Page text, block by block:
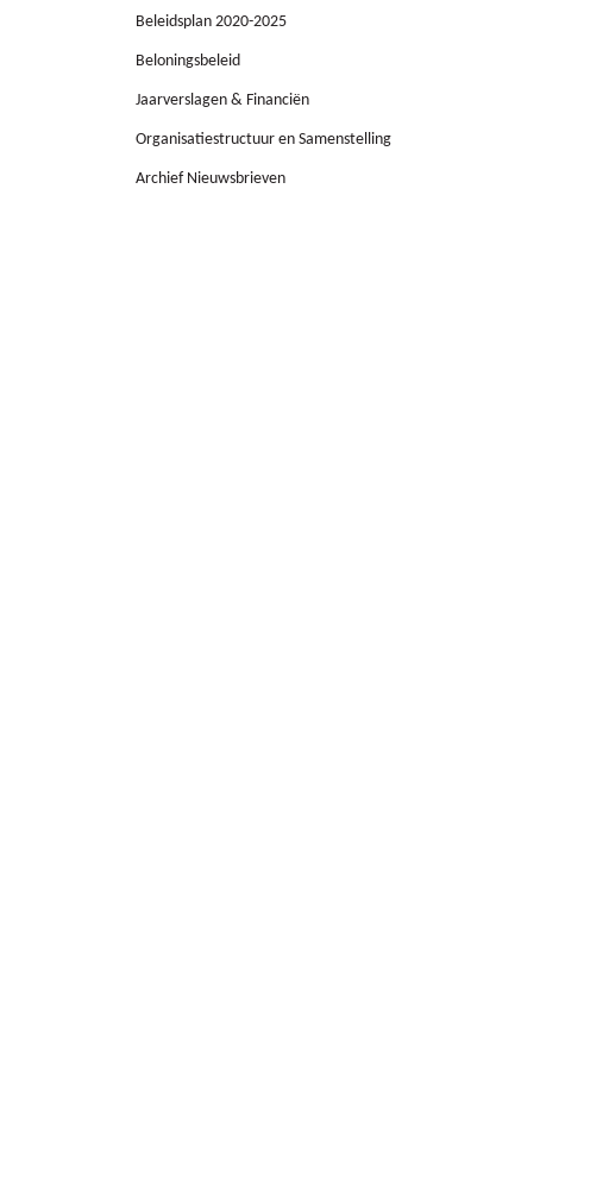
Beleidsplan 2020-2025
Beloningsbeleid
Jaarverslagen & Financiën
Organisatiestructuur en Samenstelling
Archief Nieuwsbrieven